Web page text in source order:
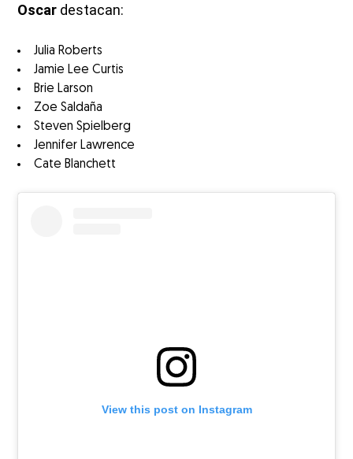
Oscar destacan:
Julia Roberts
Jamie Lee Curtis
Brie Larson
Zoe Saldaña
Steven Spielberg
Jennifer Lawrence
Cate Blanchett
View this post on Instagram